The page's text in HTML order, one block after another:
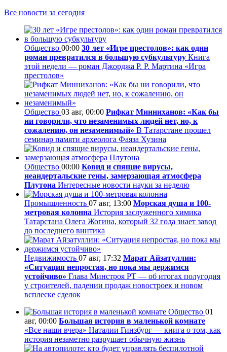
Все новости за сегодня
Общество 00:00 30 лет «Игре престолов»: как один
роман превратился в большую субкультуру Книга
этой недели — роман Джорджа Р. Р. Мартина «Игра
престолов»
Общество 03 авг, 00:00 Рифкат Минниханов: «Как бы
ни говорили, что незаменимых людей нет, но, к
сожалению, он незаменимый» В Татарстане прошел
семинар памяти археолога Фаяза Хузина
Общество 00:00 Ковид и спящие вирусы,
неандертальские гены, замерзающая атмосфера
Плутона Интересные новости науки за неделю
Промышленность 07 авг, 13:00 Морская душа и 100-
метровая колонна История заслуженного химика
Татарстана Олега Жогина, который 32 года знает завод
до последнего винтика
Недвижимость 07 авг, 17:32 Марат Айзатуллин:
«Ситуация непростая, но пока мы держимся
устойчиво» Глава Минстроя РТ — об итогах полугодия
у строителей, падении продаж новостроек и новом
всплеске сделок
Общество 01
авг, 00:00 Большая история в маленькой комнате
«Все наши вчера» Наталии Гинзбург — книга о том, как
история незаметно разрушает обычную жизнь